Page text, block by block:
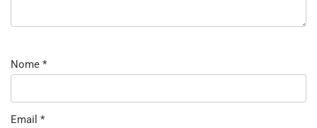
Nome *
Email *